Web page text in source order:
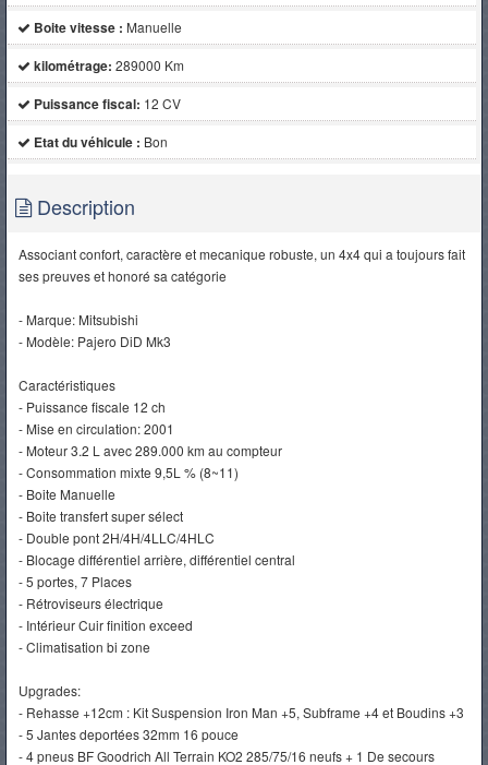
Boite vitesse : Manuelle
kilométrage: 289000 Km
Puissance fiscal: 12 CV
Etat du véhicule : Bon
Description
Associant confort, caractère et mecanique robuste, un 4x4 qui a toujours fait
ses preuves et honoré sa catégorie
- Marque: Mitsubishi
- Modèle: Pajero DiD Mk3
Caractéristiques
- Puissance fiscale 12 ch
- Mise en circulation: 2001
- Moteur 3.2 L avec 289.000 km au compteur
- Consommation mixte 9,5L % (8~11)
- Boite Manuelle
- Boite transfert super sélect
- Double pont 2H/4H/4LLC/4HLC
- Blocage différentiel arrière, différentiel central
- 5 portes, 7 Places
- Rétroviseurs électrique
- Intérieur Cuir finition exceed
- Climatisation bi zone
Upgrades:
- Rehasse +12cm : Kit Suspension Iron Man +5, Subframe +4 et Boudins +3
- 5 Jantes deportées 32mm 16 pouce
- 4 pneus BF Goodrich All Terrain KO2 285/75/16 neufs + 1 De secours